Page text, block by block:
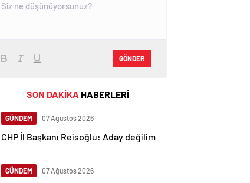
GÖNDER
SON DAKİKA HABERLERİ
GÜNDEM 07 Ağustos 2026
CHP İl Başkanı Reisoğlu: Aday değilim
GÜNDEM 07 Ağustos 2026